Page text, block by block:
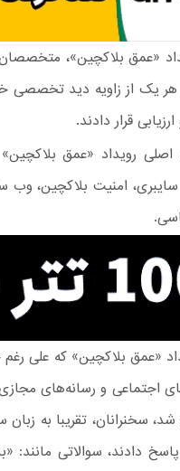
«عمق بلاکچین»،
هر یک از زاویه دید تخصصی
قرار دادند.
اصلی رویداد «عمق بلاکچین»
امنیت بلاکچین، وب
«عمق بلاکچین» که علی
اجتماعی و رسانه‌های
شد، سخنرانان، تقریبا به
دادند، سوالاتی مانند: